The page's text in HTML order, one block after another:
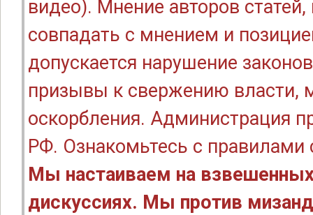
видео). Мнение авторов
совпадать с мнением и
допускается нарушение
призывы к свержению власти,
оскорбления. Администрация
РФ. Ознакомьтесь с правилами
Мы настаиваем на
дискуссиях. Мы против